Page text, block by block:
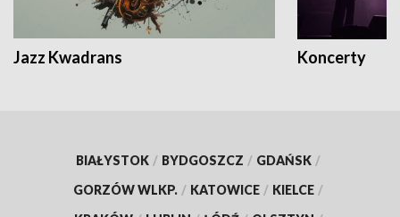
Jazz Kwadrans Koncerty
BIAŁYSTOK / BYDGOSZCZ / GDAŃSK /
GORZÓW WLKP. / KATOWICE / KIELCE /